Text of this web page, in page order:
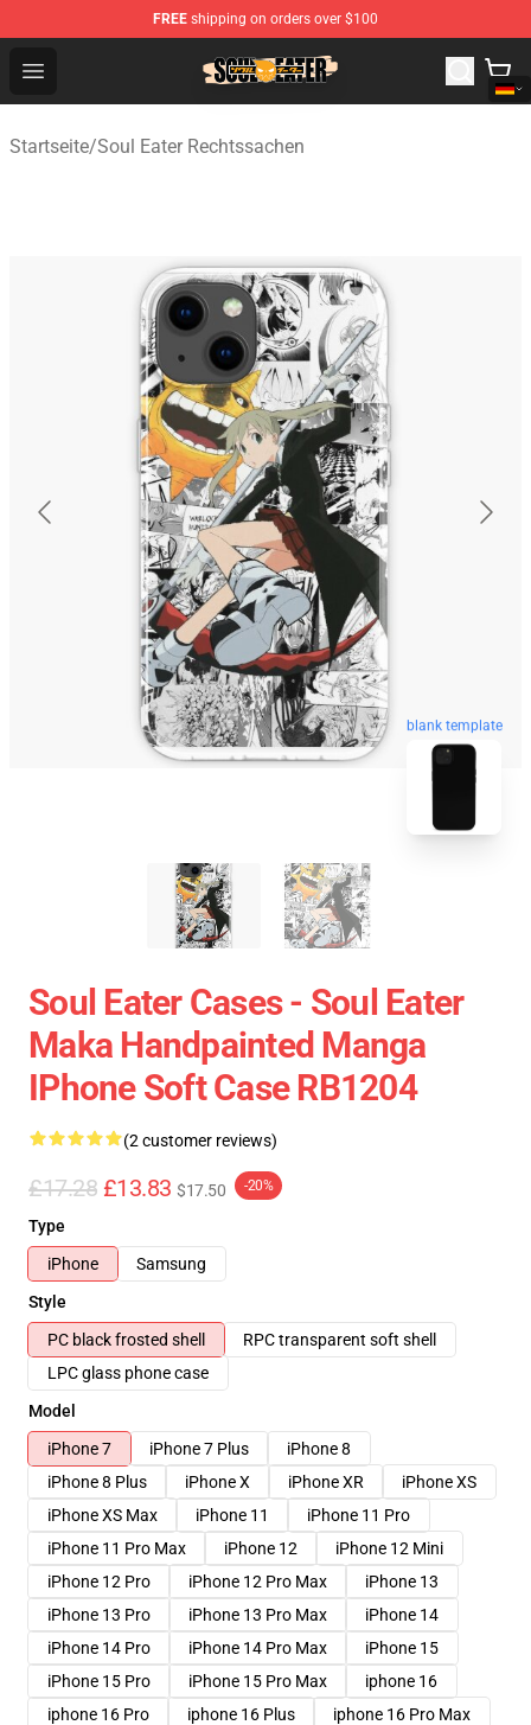
FREE shipping on orders over $100
Open menu
Soul Eater Store - Official Soul Eater Merchandise Shop
Startseite/Soul Eater Rechtssachen
blank template
Soul Eater Cases - Soul Eater
Maka Handpainted Manga
IPhone Soft Case RB1204
(2 customer reviews)
£17.28 £13.83 $17.50 -20%
Type
iPhone
Samsung
Style
PC black frosted shell
RPC transparent soft shell
LPC glass phone case
Model
iPhone 7
iPhone 7 Plus
iPhone 8
iPhone 8 Plus
iPhone X iPhone XR
iPhone XS
iPhone XS Max
iPhone 11
iPhone 11 Pro
iPhone 11 Pro Max
iPhone 12
iPhone 12 Mini
iPhone 12 Pro
iPhone 12 Pro Max
iPhone 13
iPhone 13 Pro
iPhone 13 Pro Max
iPhone 14
iPhone 14 Pro
iPhone 14 Pro Max
iPhone 15
iPhone 15 Pro
iPhone 15 Pro Max
iphone 16
iphone 16 Pro
iphone 16 Plus iphone 16 Pro Max